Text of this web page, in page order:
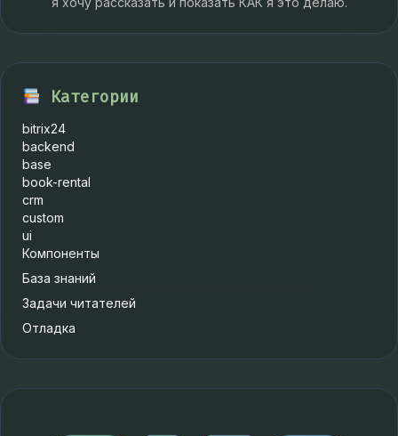
Категории
bitrix24
backend
base
book-rental
crm
custom
ui
Компоненты
База знаний
Задачи читателей
Отладка